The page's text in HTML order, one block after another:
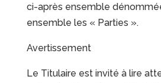
ci-après ensemble
ensemble les « Parties ».
Avertissement
Le Titulaire est invité à lire